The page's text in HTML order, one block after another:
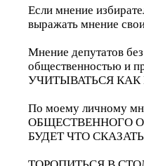
Если мнение
выражать мнение
Мнение депутатов
общественностью
УЧИТЫВАТЬСЯ
По моему личному
ОБЩЕСТВЕННОГО
БУДЕТ ЧТО